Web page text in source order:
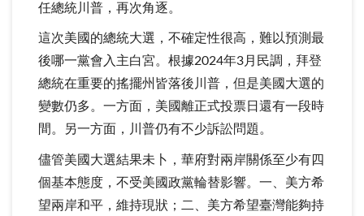
任總統川普，再次角逐。
這次美國的總統大選，不確定性很高，難以預測最
後哪一黨會入主白宮。根據2024年3月民調，拜登
總統在重要的搖擺州皆落後川普，但是美國大選的
變數仍多。一方面，美國離正式投票日還有一段時
間。另一方面，川普仍有不少訴訟問題。
儘管美國大選結果未卜，華府對兩岸關係至少有四
個基本態度，不受美國政黨輪替影響。一、美方希
望兩岸和平，維持現狀；二、美方希望臺灣能夠持